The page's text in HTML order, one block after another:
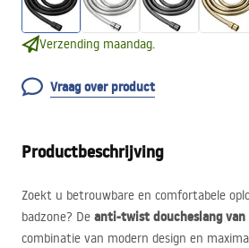
Verzending maandag.
Vraag over product
Productbeschrijving
Zoekt u betrouwbare en comfortabele
badzone? De anti-twist doucheslang van
combinatie van modern design en